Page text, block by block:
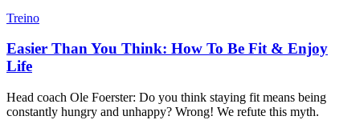
Treino
Easier Than You Think: How To Be Fit & Enjoy
Life
Head coach Ole Foerster: Do you think staying fit means being
constantly hungry and unhappy? Wrong! We refute this myth.